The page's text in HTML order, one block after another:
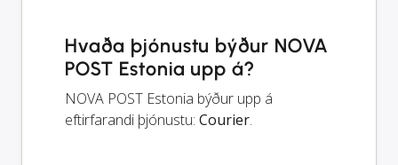
Hvaða þjónustu býður NOVA
POST Estonia upp á?
NOVA POST Estonia býður upp á
eftirfarandi þjónustu: Courier.